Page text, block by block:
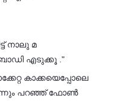
നാലു മ
ബോഡി എടുക്കൂ ."
കാക്കയെപ്പോലെ
പറഞ്ഞ് ഫോൺ